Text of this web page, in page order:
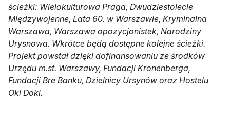
ścieżki: Wielokulturowa Praga, Dwudziestolecie
Międzywojenne, Lata 60. w Warszawie, Kryminalna
Warszawa, Warszawa opozycjonistek, Narodziny
Urysnowa. Wkrótce będą dostępne kolejne ścieżki.
Projekt powstał dzięki dofinansowaniu ze środków
Urzędu m.st. Warszawy, Fundacji Kronenberga,
Fundacji Bre Banku, Dzielnicy Ursynów oraz Hostelu
Oki Doki.